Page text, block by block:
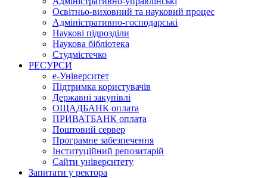
Освітньо-виховний та науковий процес
Адміністративно-господарські
Наукові підрозділи
Наукова бібліотека
Студмістечко
РЕСУРСИ
е-Університет
Підтримка користувачів
Державні закупівлі
ОЩАДБАНК оплата
ПРИВАТБАНК оплата
Поштовий сервер
Програмне забезпечення
Інституційний репозитарій
Сайти університету
Запитати у ректора